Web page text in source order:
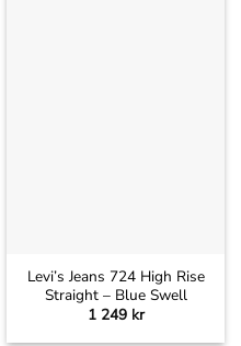
Levi’s Jeans 724 High Rise
Straight – Blue Swell
1 249 kr